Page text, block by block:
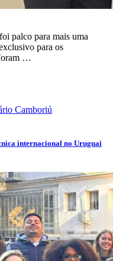
palco para mais uma
para os
…
Camboriú
internacional no Uruguai